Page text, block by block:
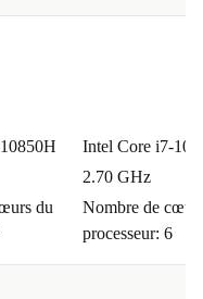
du
Intel Core i7-
2.70 GHz
Nombre de
processeur: 6